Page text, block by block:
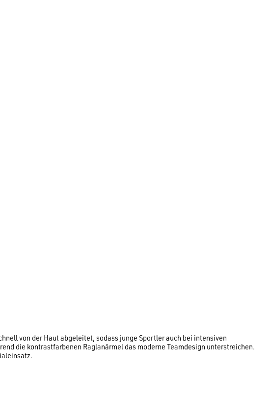
von der Haut abgeleitet, sodass junge Sportler auch bei intensiven
die kontrastfarbenen Raglanärmel das moderne Teamdesign unterstreichen.